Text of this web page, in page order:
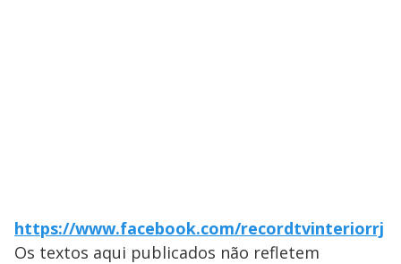
https://www.facebook.com/recordtvinteriorrj
Os textos aqui publicados não refletem